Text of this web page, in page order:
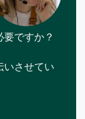
ですか？
いさせてい